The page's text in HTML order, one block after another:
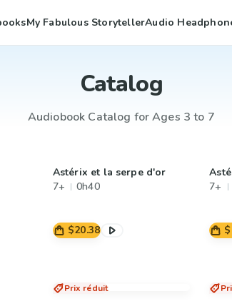
My Fabulous StorytellerAudio
Catalog
Audiobook Catalog for Ages 3 to 7
Astérix et la serpe d'or
7+
0h40
$20.38
7+
Prix réduit